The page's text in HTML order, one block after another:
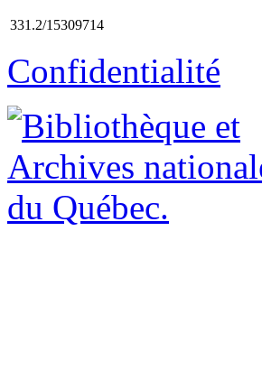
331.2/15309714
Confidentialité